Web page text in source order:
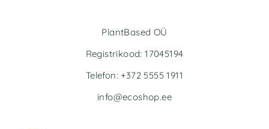
PlantBased OÜ
Registrikood: 17045194
Telefon: +372 5555 1911
info@ecoshop.ee